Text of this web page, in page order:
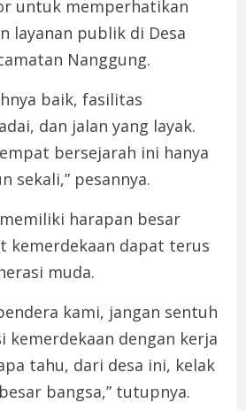
untuk memperhatikan
layanan publik di Desa
Nanggung.
baik, fasilitas
dan jalan yang layak.
bersejarah ini hanya
sekali,” pesannya.
harapan besar
kemerdekaan dapat terus
muda.
kami, jangan sentuh
kemerdekaan dengan kerja
tahu, dari desa ini, kelak
bangsa,” tutupnya.